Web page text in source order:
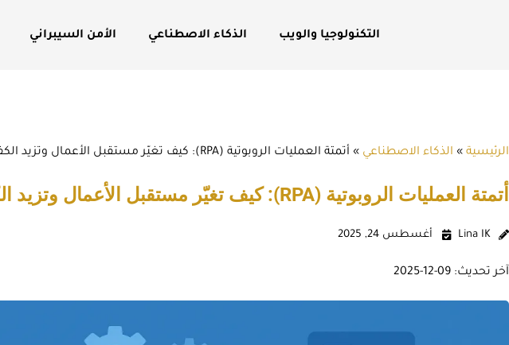
التكنولوجيا والويب الذكاء الاصطناعي الأمن السيبراني
الرئيسية » الذكاء الاصطناعي » أتمتة العمليات الروبوتية (RPA): كيف تغيّر مستقبل الأعمال وتزيد الكفاءة؟
أتمتة العمليات الروبوتية (RPA): كيف تغيّر مستقبل الأعمال وتزيد الكفاءة؟
Lina IK أغسطس 24, 2025
آخر تحديث: 09-12-2025